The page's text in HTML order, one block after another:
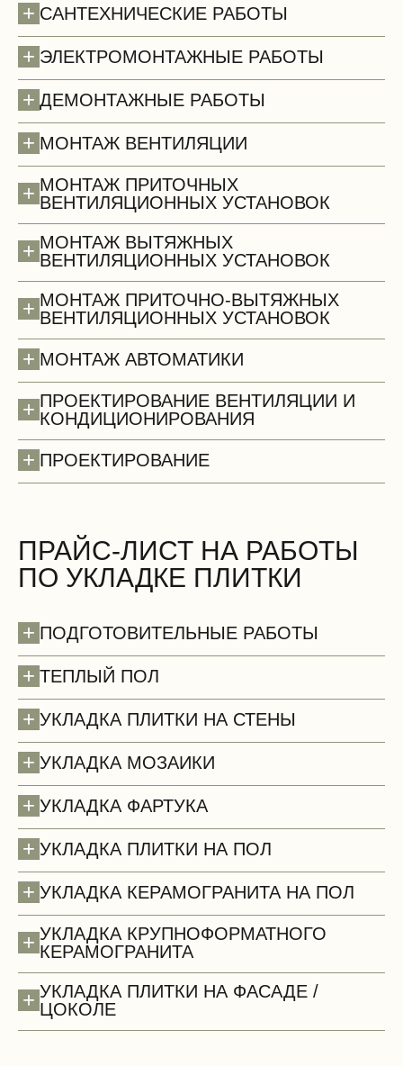
+ САНТЕХНИЧЕСКИЕ РАБОТЫ
+ ЭЛЕКТРОМОНТАЖНЫЕ РАБОТЫ
+ ДЕМОНТАЖНЫЕ РАБОТЫ
Полы (демонтаж)
+ МОНТАЖ ВЕНТИЛЯЦИИ
+ МОНТАЖ ПРИТОЧНЫХ
ВЕНТИЛЯЦИОННЫХ УСТАНОВОК
+ МОНТАЖ ВЫТЯЖНЫХ
ВЕНТИЛЯЦИОННЫХ УСТАНОВОК
+ МОНТАЖ ПРИТОЧНО-ВЫТЯЖНЫХ
ВЕНТИЛЯЦИОННЫХ УСТАНОВОК
+ МОНТАЖ АВТОМАТИКИ
+ ПРОЕКТИРОВАНИЕ ВЕНТИЛЯЦИИ И
КОНДИЦИОНИРОВАНИЯ
+ ПРОЕКТИРОВАНИЕ
ПРАЙС-ЛИСТ НА РАБОТЫ
ПО УКЛАДКЕ ПЛИТКИ
+ ПОДГОТОВИТЕЛЬНЫЕ РАБОТЫ
+ ТЕПЛЫЙ ПОЛ
+ УКЛАДКА ПЛИТКИ НА СТЕНЫ
+ УКЛАДКА МОЗАИКИ
+ УКЛАДКА ФАРТУКА
+ УКЛАДКА ПЛИТКИ НА ПОЛ
+ УКЛАДКА КЕРАМОГРАНИТА НА ПОЛ
+ УКЛАДКА КРУПНОФОРМАТНОГО
КЕРАМОГРАНИТА
+ УКЛАДКА ПЛИТКИ НА ФАСАДЕ /
ЦОКОЛЕ